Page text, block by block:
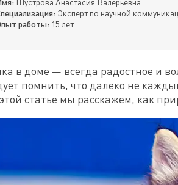
Шустрова Анастасия Валерьевна
Эксперт по научной
работы: 15 лет
в доме — всегда радостное и
помнить, что далеко не
статье мы расскажем, как